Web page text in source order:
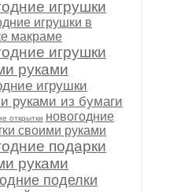
игрушки
игрушки в
макраме
игрушки
руками
игрушки
руками из бумаги
открытки новогодние
своими руками
подарки
руками
поделки